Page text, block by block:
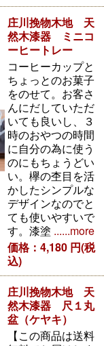
庄川挽物木地 天
然木漆器 ミニコ
ーヒートレー
コーヒーカップと
ちょっとのお菓子
をのせて。お客さ
んにだしていただ
いても良いし、３
時のおやつの時間
に自分の為に使う
のにもちょうどい
い。欅の杢目を活
かしたシンプルな
デザインなのでと
ても使いやすいで
す。漆塗 ......more
価格：4,180 円(税
込)
庄川挽物木地 天
然木漆器 尺１丸
盆（ケヤキ）
【この商品は送料